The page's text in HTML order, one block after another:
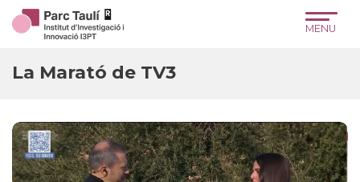
Skip
to
Content
Skip
to
navigation
Site
map
La Marató de TV3